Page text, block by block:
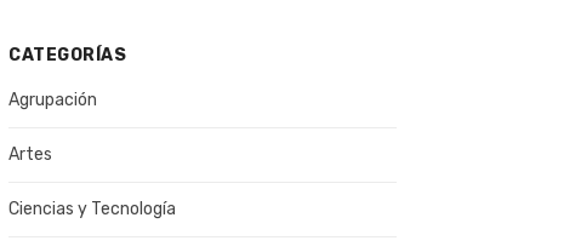
CATEGORÍAS
Agrupación
Artes
Ciencias y Tecnología